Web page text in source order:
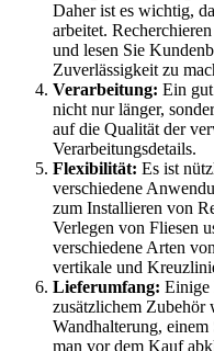
Daher ist es wichtig,
arbeitet.
und lesen Sie
Zuverlässigkeit zu
Verarbeitung: Ein
nicht nur länger,
auf die Qualität der
Verarbeitungsdetails.
Flexibilität: Es ist
verschiedene
zum Installieren von
Verlegen von Fliesen
verschiedene Arten
vertikale und
Lieferumfang: Einige
zusätzlichem Zubehör
Wandhalterung,
man vor dem Kauf